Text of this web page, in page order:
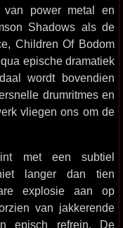
van power metal en
Shadows als de
Children Of Bodom
epische dramatiek
wordt bovendien
drumritmes en
vliegen ons om de
met een subtiel
langer dan tien
explosie aan op
van jakkerende
episch refrein. De